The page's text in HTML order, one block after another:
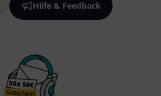
Hilfe & Feedback